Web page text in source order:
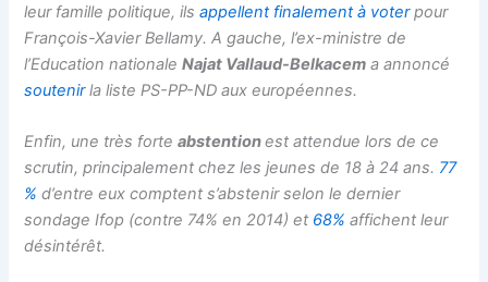
leur famille politique, ilsappellent finalement à voterpour
François-Xavier Bellamy. A gauche, l’ex-ministre de
l’Education nationaleNajat Vallaud-Belkacem a annoncé
soutenirla liste PS-PP-ND aux européennes.
Enfin, une très forteabstentionest attendue lors de ce
scrutin, principalement chez les jeunes de 18 à 24 ans. 77
% d’entre eux comptent s’abstenir selon le dernier
sondage Ifop (contre 74% en 2014) et 68% affichent leur
désintérêt.